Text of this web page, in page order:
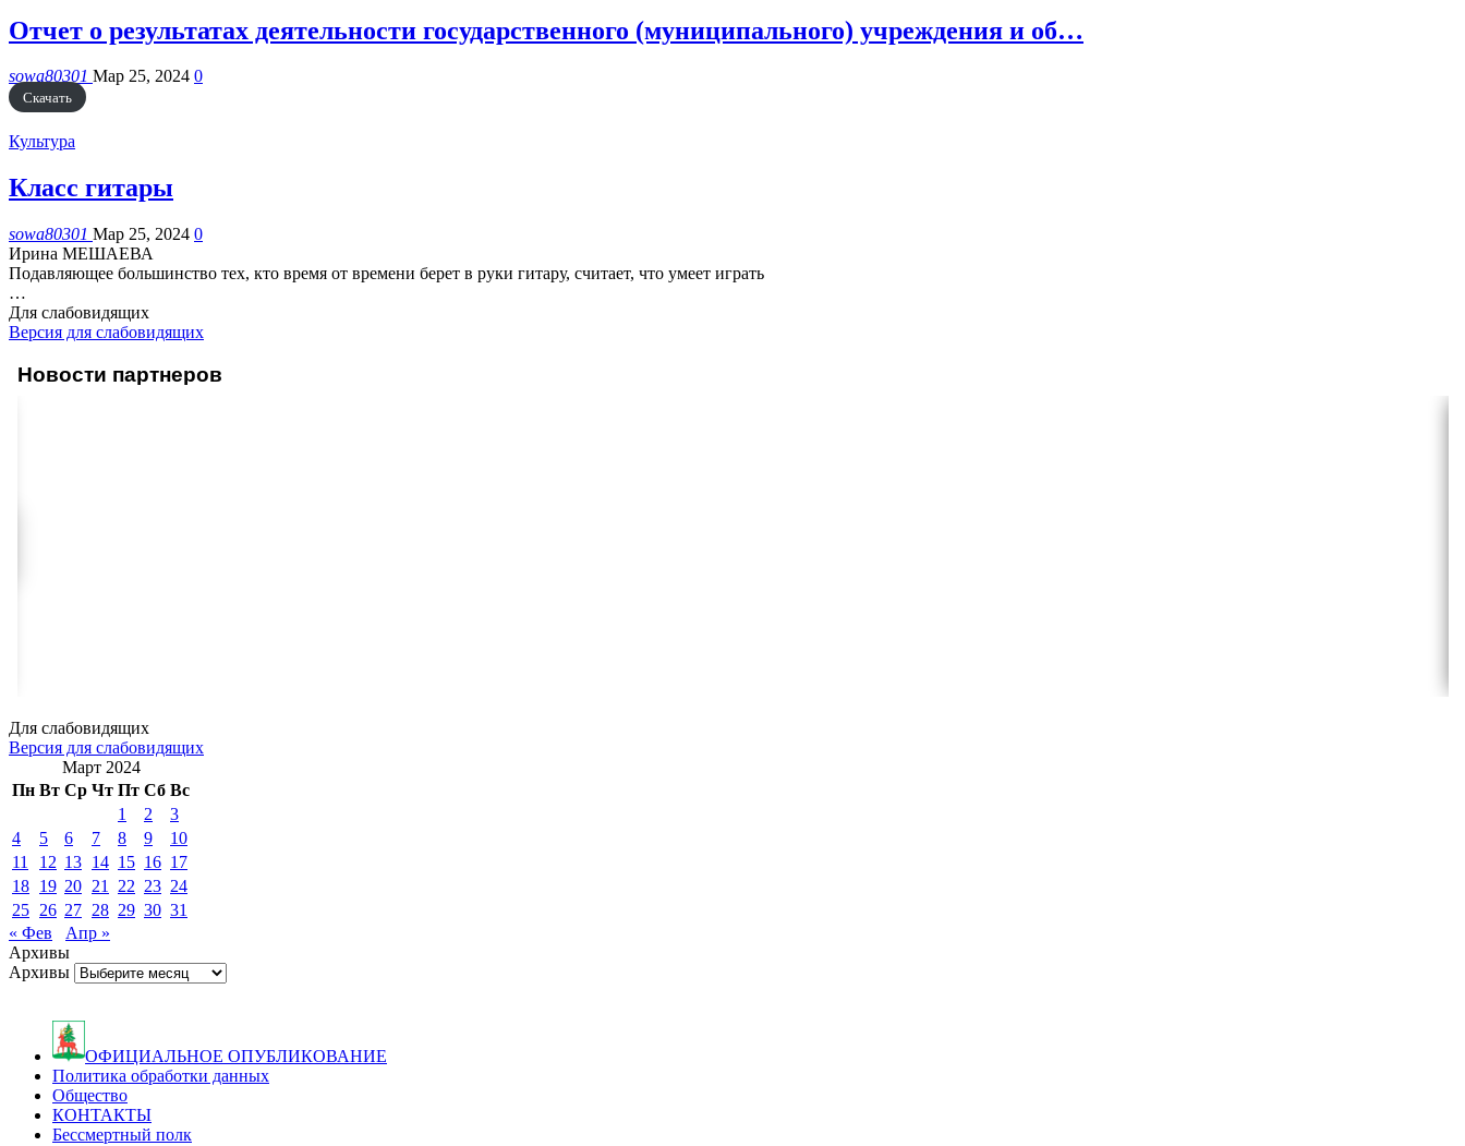
Отчет о результатах деятельности государственного (муниципального) учреждения и об…
sowa80301 Мар 25, 2024 0
Скачать
Культура
Класс гитары
sowa80301 Мар 25, 2024 0
Ирина МЕШАЕВА
Подавляющее большинство тех, кто время от времени берет в руки гитару, считает, что умеет играть
…
Для слабовидящих
Версия для слабовидящих
Новости партнеров
Для слабовидящих
Версия для слабовидящих
Март 2024
Пн Вт Ср Чт Пт Сб Вс
1
2
3
4
5 6 7 8 9
10
11
12 13 14 15 16 17
18 19 20 21 22 23 24
25 26 27 28 29 30 31
« Фев
Апр »
Архивы
Архивы
ОФИЦИАЛЬНОЕ ОПУБЛИКОВАНИЕ
Политика обработки данных
Общество
КОНТАКТЫ
Бессмертный полк